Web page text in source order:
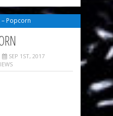
– Popcorn
SEP 1ST, 2017